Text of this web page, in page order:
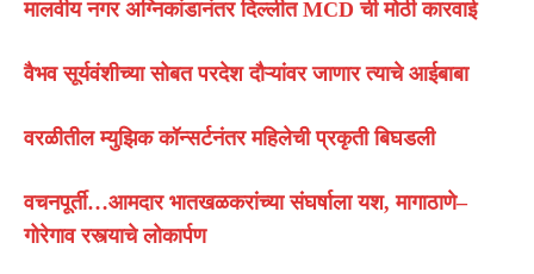
मालवीय नगर अग्निकांडानंतर दिल्लीत MCD ची मोठी कारवाई
वैभव सूर्यवंशीच्या सोबत परदेश दौऱ्यांवर जाणार त्याचे आईबाबा
वरळीतील म्युझिक कॉन्सर्टनंतर महिलेची प्रकृती बिघडली
वचनपूर्ती…आमदार भातखळकरांच्या संघर्षाला यश, मागाठाणे–
गोरेगाव रस्त्याचे लोकार्पण